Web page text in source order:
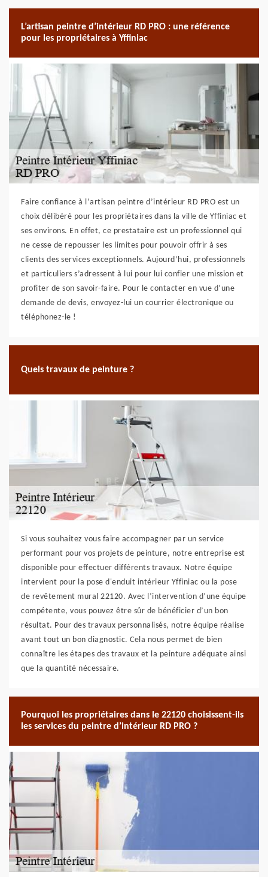
L’artisan peintre d’intérieur RD PRO : une référence
pour les propriétaires à Yffiniac
Faire confiance à l‘artisan peintre d’intérieur RD PRO est un
choix délibéré pour les propriétaires dans la ville de Yffiniac et
ses environs. En effet, ce prestataire est un professionnel qui
ne cesse de repousser les limites pour pouvoir offrir à ses
clients des services exceptionnels. Aujourd’hui, professionnels
et particuliers s’adressent à lui pour lui confier une mission et
profiter de son savoir-faire. Pour le contacter en vue d’une
demande de devis, envoyez-lui un courrier électronique ou
téléphonez-le !
Quels travaux de peinture ?
Si vous souhaitez vous faire accompagner par un service
performant pour vos projets de peinture, notre entreprise est
disponible pour effectuer différents travaux. Notre équipe
intervient pour la pose d'enduit intérieur Yffiniac ou la pose
de revêtement mural 22120. Avec l’intervention d’une équipe
compétente, vous pouvez être sûr de bénéficier d’un bon
résultat. Pour des travaux personnalisés, notre équipe réalise
avant tout un bon diagnostic. Cela nous permet de bien
connaître les étapes des travaux et la peinture adéquate ainsi
que la quantité nécessaire.
Pourquoi les propriétaires dans le 22120 choisissent-ils
les services du peintre d’intérieur RD PRO ?